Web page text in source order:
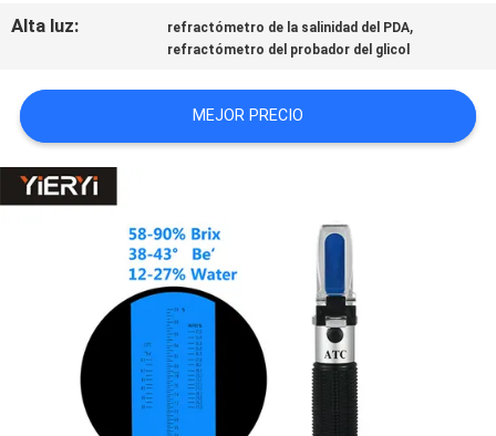
CASOS
MAPA
DEL
SITIO
Alta luz: refractómetro de la salinidad del PDA,
refractómetro del probador del glicol
MEJOR PRECIO